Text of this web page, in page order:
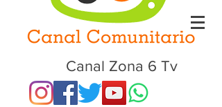
Canal Zona 6 Tv